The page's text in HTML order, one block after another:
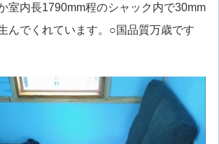
室内長1790mm程のシャック内で30mm
んでくれています。○国品質万歳です